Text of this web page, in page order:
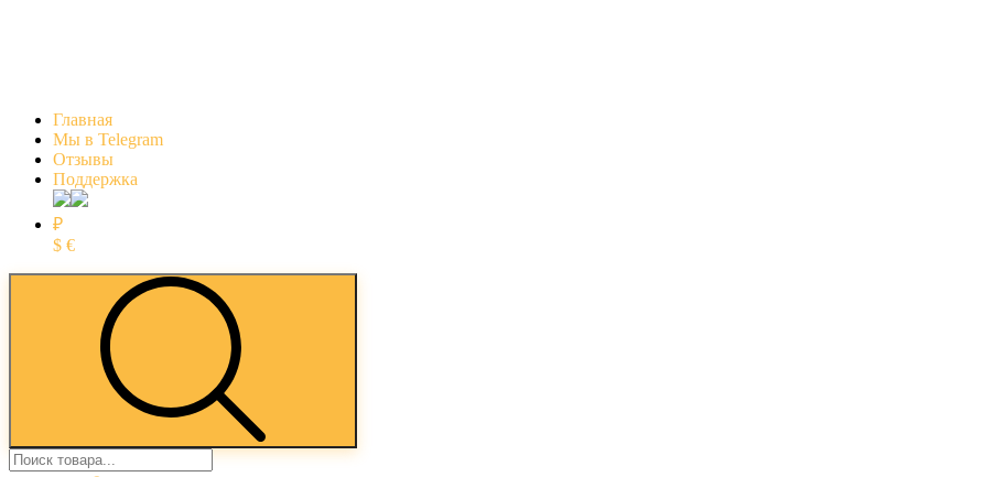
Главная
Мы в Telegram
Отзывы
Поддержка
₽
$ €